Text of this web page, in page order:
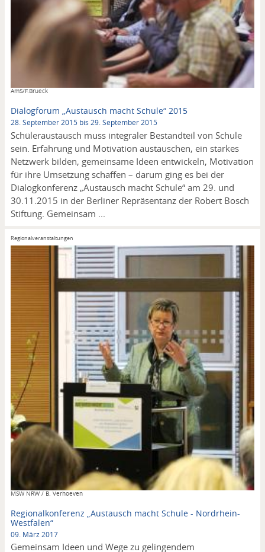
Copyright
AmS/F.Brueck
Dialogforum „Austausch macht Schule“ 2015
28. September 2015 bis 29. September 2015
Schüleraustausch muss integraler Bestandteil von Schule
sein. Erfahrung und Motivation austauschen, ein starkes
Netzwerk bilden, gemeinsame Ideen entwickeln, Motivation
für ihre Umsetzung schaffen – darum ging es bei der
Dialogkonferenz „Austausch macht Schule“ am 29. und
30.11.2015 in der Berliner Repräsentanz der Robert Bosch
Stiftung. Gemeinsam ...
Regionalveranstaltungen
Copyright
MSW NRW / B. Verhoeven
Regionalkonferenz „Austausch macht Schule - Nordrhein-
Westfalen“
09. März 2017
Gemeinsam Ideen und Wege zu gelingendem